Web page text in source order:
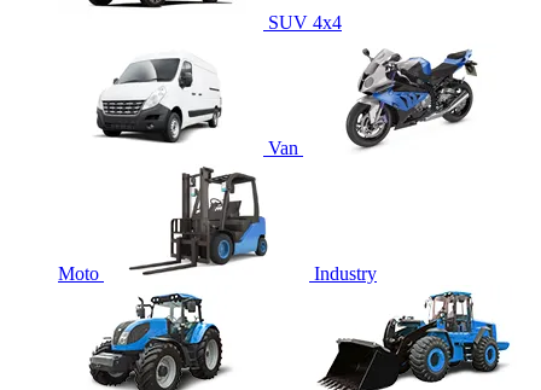
SUV 4x4
Van
Moto Industry